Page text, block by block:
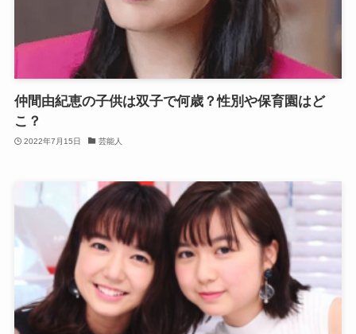
仲間由紀恵の子供は双子で何歳？性別や保育園はど
こ？
2022年7月15日 芸能人